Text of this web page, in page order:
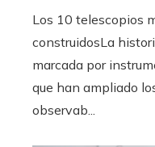
Los 10 telescopios
construidosLa
marcada por
que han ampliado
observab...